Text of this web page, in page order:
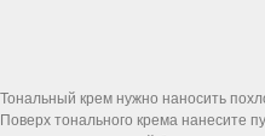
Тональный крем нужно наносить
Поверх тонального крема нанесите